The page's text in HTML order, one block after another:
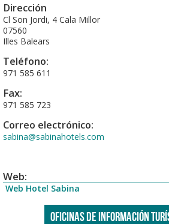
Dirección
Cl Son Jordi, 4 Cala Millor
07560
Illes Balears
Teléfono:
971 585 611
Fax:
971 585 723
Correo electrónico:
sabina@sabinahotels.com
Web:
Web Hotel Sabina
OFICINAS DE INFORMACIÓN